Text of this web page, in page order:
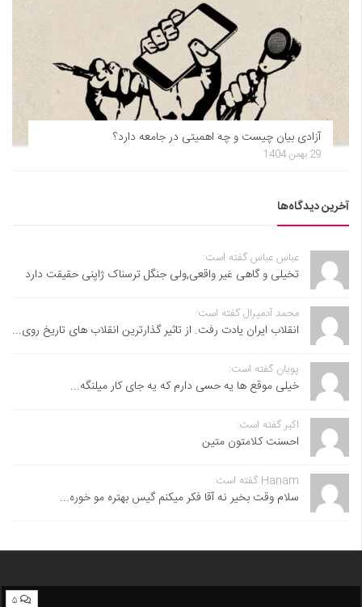
آزادی بیان چیست و چه اهمیتی در جامعه دارد؟
29 بهمن 1404
آخرین دیدگاه‌ها
عباس عباس گفته است:
تخیلی و گاهی غیر واقعی,ولی جنگل ترسناک ژاپنی حقیقت دارد
محمد آدمیرال گفته است:
انقلاب ایران یادت رفت. از تاثیر گذارترین انقلاب های تاریخ روی...
پویان گفته است:
خیلی موقع ها یه حسی دارم که یه جای کار میلنگه...
اکبر گفته است:
احسنت ‌کلامتون متین
Hanam گفته است:
سلام وقت بخیر نه آقا فکر میکنم گیس بهتره مو خوره...
۵